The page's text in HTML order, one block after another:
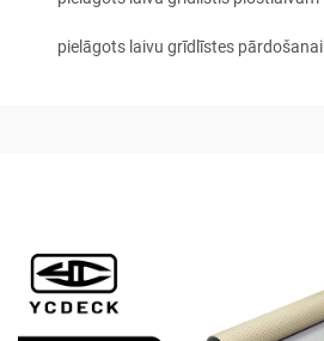
pielāgots laivu grīdlīstes pārdošanai